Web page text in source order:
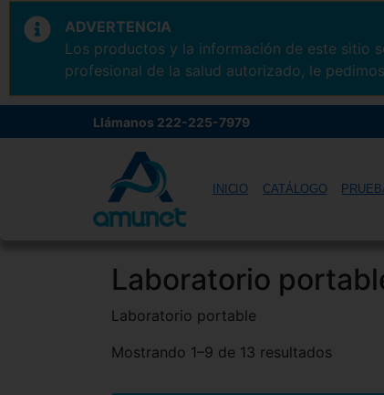
ADVERTENCIA
Los productos y la información de este sitio
profesional de la salud autorizado, le
Llámanos 222-225-7979
INICIO CATÁLOGO
Laboratorio
Laboratorio portable
Mostrando 1–9 de 13 resultados